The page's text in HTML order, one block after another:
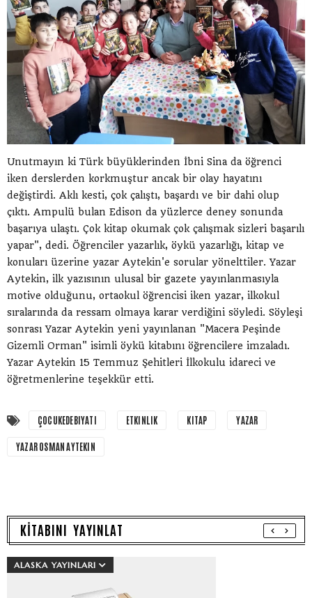
Unutmayın ki Türk büyüklerinden İbni Sina da öğrenci
iken derslerden korkmuştur ancak bir olay hayatını
değiştirdi. Aklı kesti, çok çalıştı, başardı ve bir dahi olup
çıktı. Ampulü bulan Edison da yüzlerce deney sonunda
başarıya ulaştı. Çok kitap okumak çok çalışmak sizleri başarılı
yapar", dedi. Öğrenciler yazarlık, öykü yazarlığı, kitap ve
konuları üzerine yazar Aytekin'e sorular yönelttiler. Yazar
Aytekin, ilk yazısının ulusal bir gazete yayınlanmasıyla
motive olduğunu, ortaokul öğrencisi iken yazar, ilkokul
sıralarında da ressam olmaya karar verdiğini söyledi. Söyleşi
sonrası Yazar Aytekin yeni yayınlanan "Macera Peşinde
Gizemli Orman" isimli öykü kitabını öğrencilere imzaladı.
Yazar Aytekin 15 Temmuz Şehitleri İlkokulu idareci ve
öğretmenlerine teşekkür etti.
ÇOCUKEDEBIYATI ETKINLIK KITAP YAZAR
YAZAR OSMAN AYTEKIN
KİTABINI YAYINLAT
ALASKA YAYINLARI